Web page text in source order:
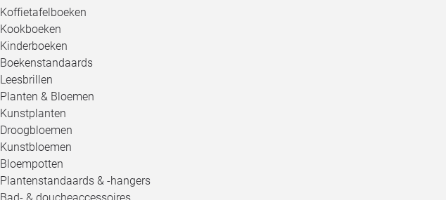
Koffietafelboeken
Kookboeken
Kinderboeken
Boekenstandaards
Leesbrillen
Planten & Bloemen
Kunstplanten
Droogbloemen
Kunstbloemen
Bloempotten
Plantenstandaards & -hangers